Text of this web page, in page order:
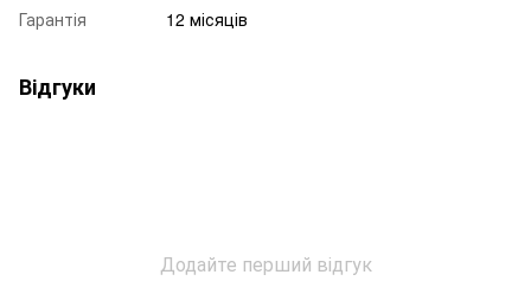
Гарантія
12 місяців
Відгуки
Додайте перший відгук